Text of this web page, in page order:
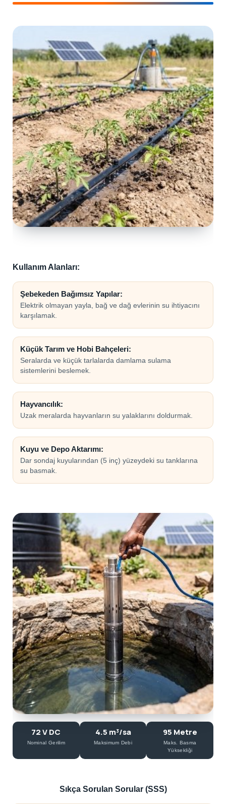
Kullanım Alanları:
Şebekeden Bağımsız Yapılar:
Elektrik olmayan yayla, bağ ve dağ evlerinin su ihtiyacını
karşılamak.
Küçük Tarım ve Hobi Bahçeleri:
Seralarda ve küçük tarlalarda damlama sulama
sistemlerini beslemek.
Hayvancılık:
Uzak meralarda hayvanların su yalaklarını doldurmak.
Kuyu ve Depo Aktarımı:
Dar sondaj kuyularından (5 inç) yüzeydeki su tanklarına
su basmak.
72 V DC
Nominal Gerilim
4.5 m³/sa
Maksimum Debi
95 Metre
Maks. Basma
Yüksekliği
Sıkça Sorulan Sorular (SSS)